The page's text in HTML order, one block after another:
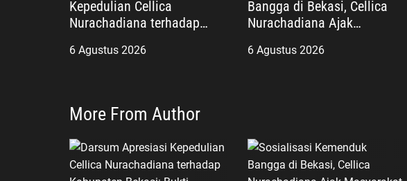
Kepedulian Cellica
Nurachadiana terhadap
Pengabdian yang Nyata
6 Agustus 2026
Bangga di Bekasi, Cellica
Nurachadiana Ajak
dan Wujudkan Keluarga
6 Agustus 2026
More From Author